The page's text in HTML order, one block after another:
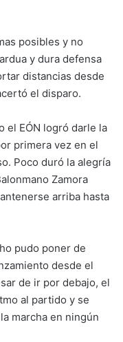
posibles y no
y dura defensa
distancias desde
el disparo.
el EÓN logró darle la
primera vez en el
Poco duró la alegría
Zamora
arriba hasta
pudo poner de
desde el
de ir por debajo, el
al partido y se
marcha en ningún